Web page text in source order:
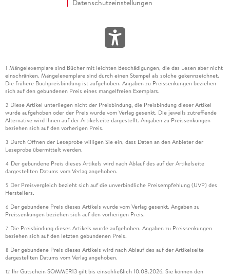
Datenschutzeinstellungen
1 Mängelexemplare sind Bücher mit leichten Beschädigungen, die das Lesen aber nicht
einschränken. Mängelexemplare sind durch einen Stempel als solche gekennzeichnet.
Die frühere Buchpreisbindung ist aufgehoben. Angaben zu Preissenkungen beziehen
sich auf den gebundenen Preis eines mangelfreien Exemplars.
2 Diese Artikel unterliegen nicht der Preisbindung, die Preisbindung dieser Artikel
wurde aufgehoben oder der Preis wurde vom Verlag gesenkt. Die jeweils zutreffende
Alternative wird Ihnen auf der Artikelseite dargestellt. Angaben zu Preissenkungen
beziehen sich auf den vorherigen Preis.
3 Durch Öffnen der Leseprobe willigen Sie ein, dass Daten an den Anbieter der
Leseprobe übermittelt werden.
4 Der gebundene Preis dieses Artikels wird nach Ablauf des auf der Artikelseite
dargestellten Datums vom Verlag angehoben.
5 Der Preisvergleich bezieht sich auf die unverbindliche Preisempfehlung (UVP) des
Herstellers.
6 Der gebundene Preis dieses Artikels wurde vom Verlag gesenkt. Angaben zu
Preissenkungen beziehen sich auf den vorherigen Preis.
7 Die Preisbindung dieses Artikels wurde aufgehoben. Angaben zu Preissenkungen
beziehen sich auf den letzten gebundenen Preis.
8 Der gebundene Preis dieses Artikels wird nach Ablauf des auf der Artikelseite
dargestellten Datums vom Verlag angehoben.
12 Ihr Gutschein SOMMER13 gilt bis einschließlich 10.08.2026. Sie können den